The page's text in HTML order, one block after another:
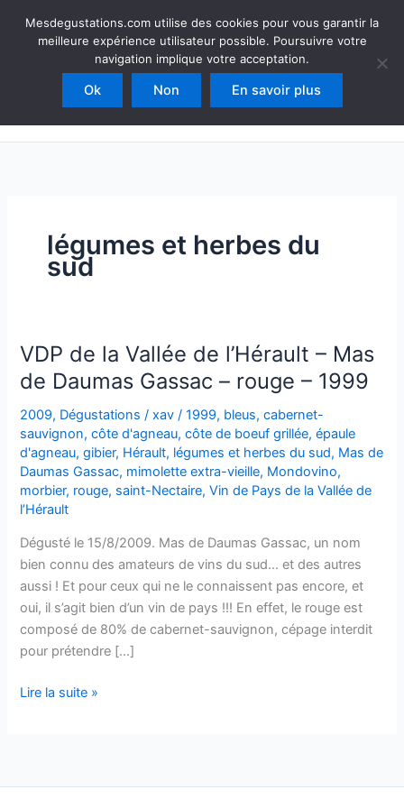
Mesdegustations
Dégustations, accords & autour du vin
Rechercher
légumes et herbes du
sud
VDP de la Vallée de l’Hérault – Mas
de Daumas Gassac – rouge – 1999
2009, Dégustations /xav/1999, bleus,cabernet-
sauvignon,côte d'agneau,côte de boeuf grillée,épaule
d'agneau,gibier, Hérault, légumes et herbes du sud, Mas de
Daumas Gassac, mimolette extra-vieille, Mondovino,
morbier, rouge, saint-Nectaire,Vin de Pays de la Vallée de
l’Hérault
Dégusté le 15/8/2009. Mas de Daumas Gassac, un nom
bien connu des amateurs de vins du sud… et des autres
aussi ! Et pour ceux qui ne le connaissent pas encore, et
oui, il s’agit bien d’un vin de pays !!! En effet, le rouge est
composé de 80% de cabernet-sauvignon, cépage interdit
pour prétendre […]
VDP
Lire la suite »
Mesdegustations.com utilise des cookies pour vous garantir la
meilleure expérience utilisateur possible. Poursuivre votre
navigation implique votre acceptation.
Ok Non En savoir plus